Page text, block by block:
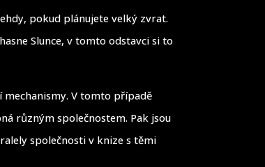
pokud plánujete velký zvrat.
Slunce, v tomto odstavci si to
mechanismy. V tomto případě
různým společnostem. Pak jsou
společnosti v knize s těmi